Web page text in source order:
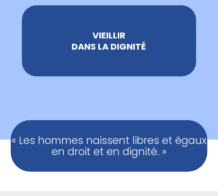
VIEILLIR
DANS LA DIGNITÉ
« Les hommes naissent libres et égaux
en droit et en dignité. »